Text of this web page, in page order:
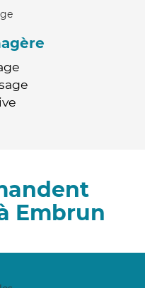
Embrun